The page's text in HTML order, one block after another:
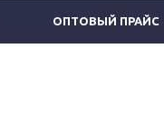
ОПТОВЫЙ ПРАЙС